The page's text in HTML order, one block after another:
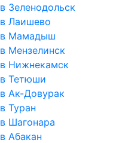
в Зеленодольск
в Лаишево
в Мамадыш
в Мензелинск
в Нижнекамск
в Тетюши
в Ак-Довурак
в Туран
в Шагонара
в Абакан